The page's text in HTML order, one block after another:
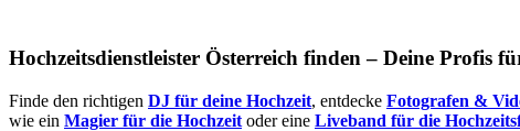
Hochzeitsdienstleister Österreich finden – Deine Profis
Finde den richtigen DJ für deine Hochzeit, entdecke Fotografen &
wie ein Magier für die Hochzeit oder eine Liveband für die